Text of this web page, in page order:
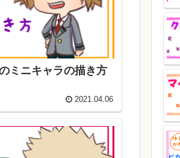
ミニキャラの描き方
2021.04.06